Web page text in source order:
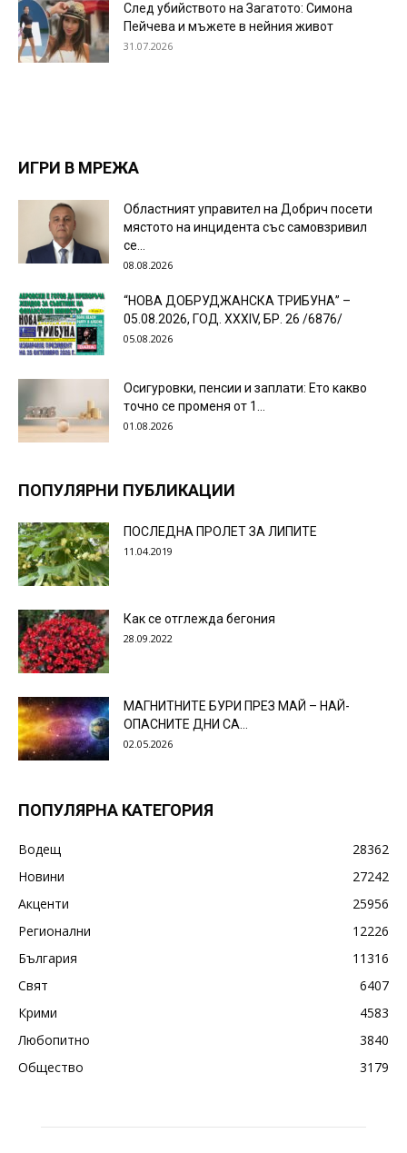
След убийството на Загатото: Симона
Пейчева и мъжете в нейния живот
31.07.2026
ИГРИ В МРЕЖА
Областният управител на Добрич посети
мястото на инцидента със самовзривил
се...
08.08.2026
“НОВА ДОБРУДЖАНСКА ТРИБУНА” –
05.08.2026, ГОД. XXХIV, БР. 26 /6876/
05.08.2026
Осигуровки, пенсии и заплати: Ето какво
точно се променя от 1...
01.08.2026
ПОПУЛЯРНИ ПУБЛИКАЦИИ
ПОСЛЕДНА ПРОЛЕТ ЗА ЛИПИТЕ
11.04.2019
Как се отглежда бегония
28.09.2022
МАГНИТНИТЕ БУРИ ПРЕЗ МАЙ – НАЙ-
ОПАСНИТЕ ДНИ СА…
02.05.2026
ПОПУЛЯРНА КАТЕГОРИЯ
Водещ
28362
Новини
27242
Акценти
25956
Регионални
12226
България
11316
Свят
6407
Крими
4583
Любопитно
3840
Общество
3179